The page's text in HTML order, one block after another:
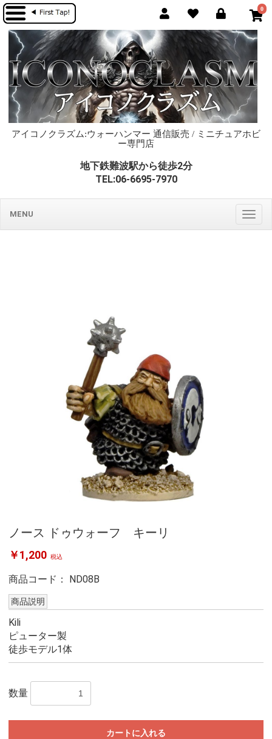
0
アイコノクラズム:ウォーハンマー 通信販売 / ミニチュアホビ
ー専門店
地下鉄難波駅から徒歩2分
TEL:06-6695-7970
MENU
ノース ドゥウォーフ キーリ
￥1,200 税込
商品コード： ND08B
商品説明
Kili
ピューター製
徒歩モデル1体
数量
カートに入れる